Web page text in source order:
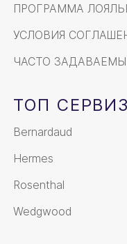
ПРОГРАММА
УСЛОВИЯ
ЧАСТО
ТОП
Bernardaud
Hermes
Rosenthal
Wedgwood